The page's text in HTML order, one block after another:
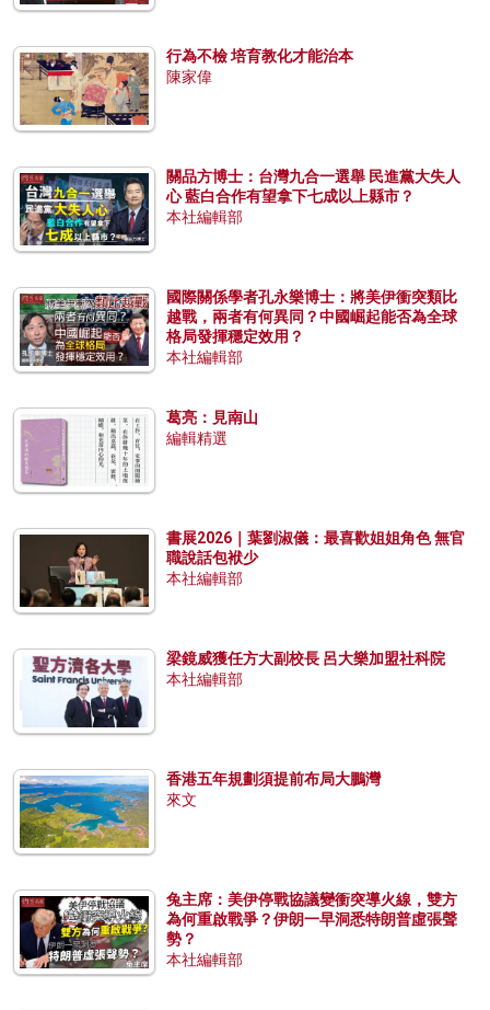
行為不檢 培育教化才能治本
陳家偉
關品方博士：台灣九合一選舉 民進黨大失人
心 藍白合作有望拿下七成以上縣市？
本社編輯部
國際關係學者孔永樂博士：將美伊衝突類比
越戰，兩者有何異同？中國崛起能否為全球
格局發揮穩定效用？
本社編輯部
葛亮：見南山
編輯精選
書展2026｜葉劉淑儀：最喜歡姐姐角色 無官
職說話包袱少
本社編輯部
梁鏡威獲任方大副校長 呂大樂加盟社科院
本社編輯部
香港五年規劃須提前布局大鵬灣
來文
兔主席：美伊停戰協議變衝突導火線，雙方
為何重啟戰爭？伊朗一早洞悉特朗普虛張聲
勢？
本社編輯部